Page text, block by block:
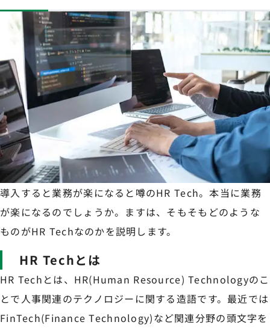
導入すると業務が楽になると噂のHR Tech。本当に業務
が楽になるのでしょうか。ますは、そもそもどのような
ものがHR Techなのかを説明します。
HR Techとは
HR Techとは、HR(Human Resource) Technologyのこ
とで人事関連のテクノロジーに関する造語です。最近では
FinTech(Finance Technology)など関連分野の頭文字を